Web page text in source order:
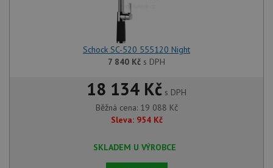
Schock SC-520 555120 Night
7 840 Kč s DPH
18 134 Kč s DPH
Běžná cena: 19 088 Kč
Sleva: 954 Kč
SKLADEM U VÝROBCE